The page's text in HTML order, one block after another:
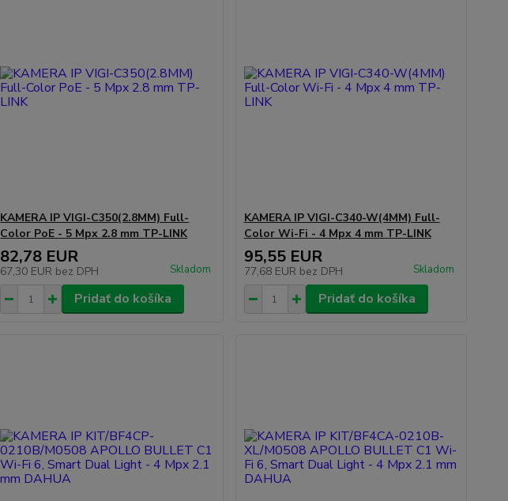
KAMERA IP VIGI-C350(2.8MM) Full-
Color PoE - 5 Mpx 2.8 mm TP-LINK
82,78 EUR
67,30 EUR bez DPH Skladom
Pridať do košíka
KAMERA IP VIGI-C340-W(4MM) Full-
Color Wi-Fi - 4 Mpx 4 mm TP-LINK
95,55 EUR
77,68 EUR bez DPH Skladom
Pridať do košíka